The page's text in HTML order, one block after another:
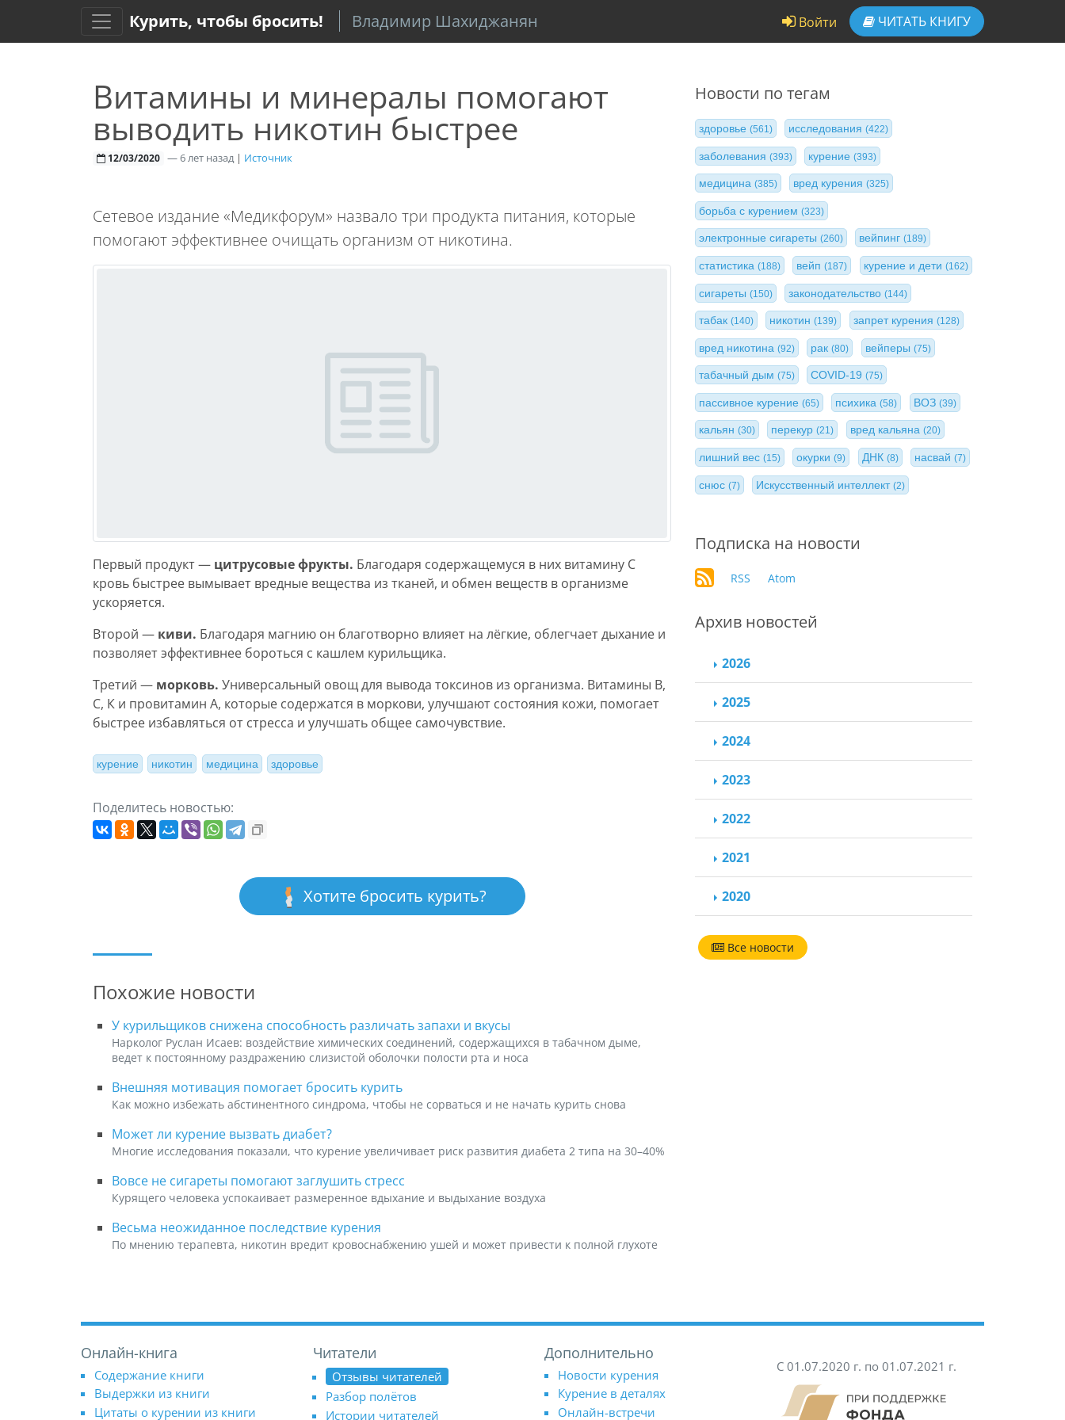
Курить, чтобы бросить! Владимир Шахиджанян Войти ЧИТАТЬ КНИГУ
Витамины и минералы помогают
выводить никотин быстрее
12/03/2020 —6 лет назад | Источник
Сетевое издание «Медикфорум» назвало три продукта питания, которые
помогают эффективнее очищать организм от никотина.
Первый продукт — цитрусовые фрукты. Благодаря содержащемуся в них витамину С
кровь быстрее вымывает вредные вещества из тканей, и обмен веществ в организме
ускоряется.
Второй — киви. Благодаря магнию он благотворно влияет на лёгкие, облегчает дыхание и
позволяет эффективнее бороться с кашлем курильщика.
Третий — морковь. Универсальный овощ для вывода токсинов из организма. Витамины В,
С, К и провитамин А, которые содержатся в моркови, улучшают состояния кожи, помогает
быстрее избавляться от стресса и улучшать общее самочувствие.
курение никотин медицина здоровье
Поделитесь новостью:
Хотите бросить курить?
Похожие новости
У курильщиков снижена способность различать запахи и вкусы
Нарколог Руслан Исаев: воздействие химических соединений, содержащихся в табачном дыме,
ведет к постоянному раздражению слизистой оболочки полости рта и носа
Внешняя мотивация помогает бросить курить
Как можно избежать абстинентного синдрома, чтобы не сорваться и не начать курить снова
Может ли курение вызвать диабет?
Многие исследования показали, что курение увеличивает риск развития диабета 2 типа на 30–40%
Вовсе не сигареты помогают заглушить стресс
Курящего человека успокаивает размеренное вдыхание и выдыхание воздуха
Весьма неожиданное последствие курения
По мнению терапевта, никотин вредит кровоснабжению ушей и может привести к полной глухоте
Новости по тегам
здоровье (561) исследования(422)
заболевания (393) курение(393)
медицина (385) вред курения(325)
борьба с курением (323)
электронные сигареты (260) вейпинг(189)
статистика (188) вейп(187) курение и дети (162)
сигареты (150) законодательство(144)
табак (140) никотин(139) запрет курения (128)
вред никотина (92) рак(80) вейперы (75)
табачный дым (75) COVID-19(75)
пассивное курение (65) психика(58) ВОЗ (39)
кальян (30) перекур(21) вред кальяна (20)
лишний вес (15) окурки(9) ДНК (8) насвай(7)
снюс (7) Искусственный интеллект(2)
Подписка на новости
RSS Atom
Архив новостей
2026
2025
2024
2023
2022
2021
2020
Все новости
Онлайн-книга
Содержание книги
Выдержки из книги
Цитаты о курении из книги
Читатели
Отзывы читателей
Разбор полётов
Истории читателей
Дополнительно
Новости курения
Курение в деталях
Онлайн-встречи
С 01.07.2020 г. по 01.07.2021 г.